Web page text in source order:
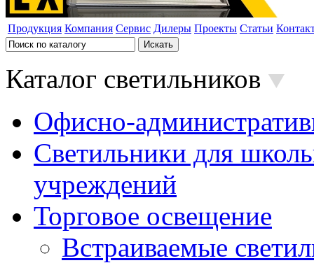
Продукция Компания Сервис Дилеры Проекты Статьи
Каталог светильников
Офисно-
Светильники для
учреждений
Торговое освещение
Встраиваемые